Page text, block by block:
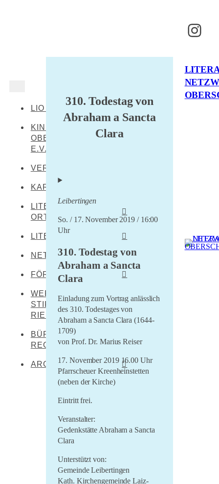
LIO AKTUELL
KINDERKULTUR
OBERSCHWABEN
E.V.
VERANSTALTUNGEN
KARTE
LITERARISCHE
ORTE
Leibertingen-
Meßkirch
Oberstadion
Obermarchtal
Riedlingen
Rottenacker
Wilflingen
LITERATEN
Werner Dürrson
Martin Heidegger
Ernst Jünger
Christoph von Schmid
Sebastian Sailer
Clara
NETZWERKENDE
FÖRDERER
Literaturland Baden-
Württemberg
Förderverein
Schwäbischer Dialekt
LEADER Oberschwaben
LEADER Mittleres
Oberschwaben
Zentrum für kulturelle
Teilhabe
WERNER DÜRRSON-
STIFTUNG
RIEDLINGEN
BÜRO FÜR
REGIONALKULTUR
ARCHIV
Literaturtage Schloss
Literaturcampus U15
Literatursommer 20/21
310. Todestag von
Abraham a Sancta
Clara
Leibertingen
So. / 17. November 2019 / 16:00
Uhr
310. Todestag von
Abraham a Sancta
Clara
Einladung zum Vortrag anlässlich
des 310. Todestages von
Abraham a Sancta Clara (1644-
1709)
von Prof. Dr. Marius Reiser
17. November 2019 16.00 Uhr
Pfarrscheuer Kreenheinstetten
(neben der Kirche)
Eintritt frei.
Veranstalter:
Gedenkstätte Abraham a Sancta
Clara
Unterstützt von:
Gemeinde Leibertingen
Kath. Kirchengemeinde Laiz-